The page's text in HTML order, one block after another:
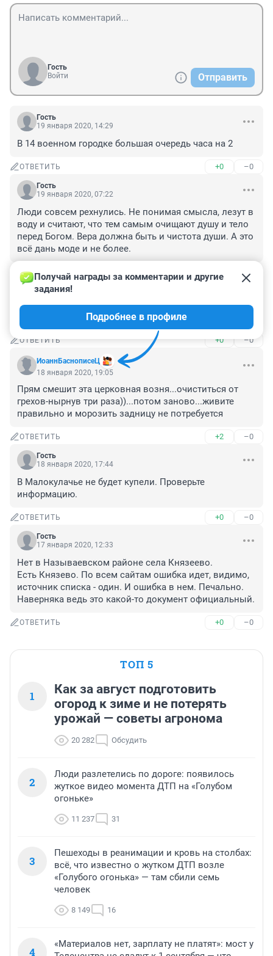
Гость
Войти
Отправить
Гость
19 января 2020, 14:29
В 14 военном городке большая очередь часа на 2
ОТВЕТИТЬ +0 –0
Гость
19 января 2020, 07:22
Люди совсем рехнулись. Не понимая смысла, лезут в
воду и считают, что тем самым очищают душу и тело
перед Богом. Вера должна быть и чистота души. А это
всё дань моде и не более.
ОТВЕТИТЬ –0
Гость
В бородинка точно будет купель?
ОТВЕТИТЬ +0 –0
ИоаннБаснописеЦ
Получай награды за комментарии и другие
задания!
Подробнее в профиле
18 января 2020, 19:05
Прям смешит эта церковная возня...очиститься от
грехов-нырнув три раза))...потом заново...живите
правильно и морозить задницу не потребуется
ОТВЕТИТЬ +2 –0
Гость
18 января 2020, 17:44
В Малокулачье не будет купели. Проверьте
информацию.
ОТВЕТИТЬ +0 –0
Гость
17 января 2020, 12:33
Нет в Называевском районе села Князеево.
Есть Князево. По всем сайтам ошибка идет, видимо,
источник списка - один. И ошибка в нем. Печально.
Наверняка ведь это какой-то документ официальный.
ОТВЕТИТЬ +0 –0
ТОП 5
1
Как за август подготовить
огород к зиме и не потерять
урожай — советы агронома
20 282 Обсудить
2
Люди разлетелись по дороге: появилось
жуткое видео момента ДТП на «Голубом
огоньке»
11 237 31
3
Пешеходы в реанимации и кровь на столбах:
всё, что известно о жутком ДТП возле
«Голубого огонька» — там сбили семь
человек
8 149 16
4
«Материалов нет, зарплату не платят»: мост у